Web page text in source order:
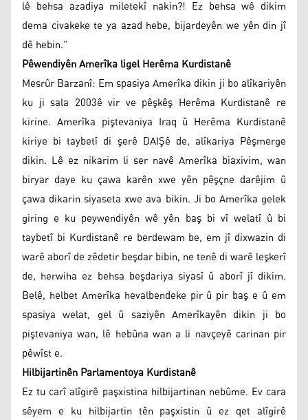
lê behsa azadiya miletekî nakin?! Ez behsa wê dikim
dema civakeke te ya azad hebe, bijardeyên we yên din jî
dê hebin.”
Pêwendiyên Amerîka ligel Herêma Kurdistanê
Mesrûr Barzanî: Em spasiya Amerîka dikin ji bo alîkariyên
ku ji sala 2003ê vir ve pêşkêş Herêma Kurdistanê re
kirine. Amerîka piştevaniya Iraq û Herêma Kurdistanê
kiriye bi taybetî di şerê DAIŞê de, alîkariya Pêşmerge
dikin. Lê ez nikarim li ser navê Amerîka biaxivim, wan
biryar daye ku çawa karên xwe yên pêşçne darêjim û
çawa dikarin siyaseta xwe ava bikin. Ji bo Amerîka gelek
giring e ku peywendiyên wê yên baş bi vî welatî û bi
taybetî bi Kurdistanê re berdewam be, em jî dixwazin di
warê aborî de zêdetir beşdar bibin, ne tenê di warê leşkerî
de, herwiha ez behsa beşdariya siyasî û aborî jî dikim.
Belê, helbet Amerîka hevalbendeke pir û pir baş e û em
spasiya welat, gel û saziyên Amerîkayên dikin ji bo
piştevaniya wan, lê hebûna wan a li navçeyê carinan pir
pêwîst e.
Hilbijartinên Parlamentoya Kurdistanê
Ez tu carî alîgirê paşxistina hilbijartinan nebûme. Ev cara
sêyem e ku hilbijartin tên paşxistin û ez qet alîgirê